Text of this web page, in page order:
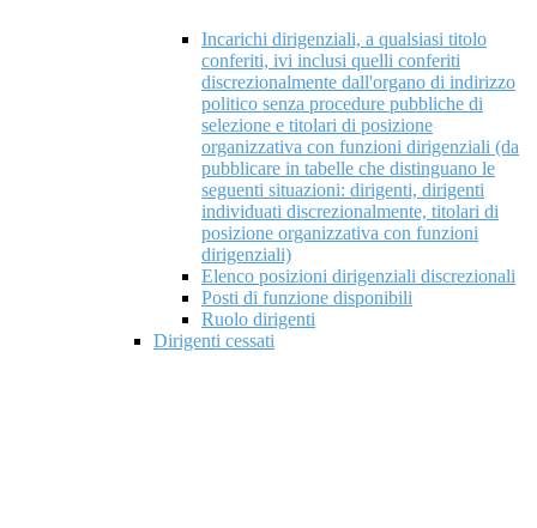
Incarichi dirigenziali, a qualsiasi titolo
conferiti, ivi inclusi quelli conferiti
discrezionalmente dall'organo di indirizzo
politico senza procedure pubbliche di
selezione e titolari di posizione
organizzativa con funzioni dirigenziali (da
pubblicare in tabelle che distinguano le
seguenti situazioni: dirigenti, dirigenti
individuati discrezionalmente, titolari di
posizione organizzativa con funzioni
dirigenziali)
Elenco posizioni dirigenziali discrezionali
Posti di funzione disponibili
Ruolo dirigenti
Dirigenti cessati